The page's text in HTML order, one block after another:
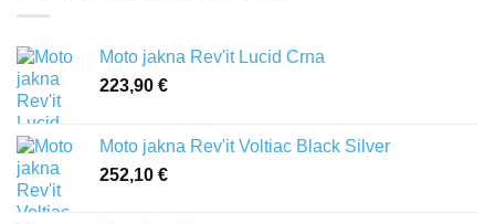
Moto jakna Rev'it Lucid Crna
223,90 €
Moto jakna Rev'it Voltiac Black Silver
252,10 €